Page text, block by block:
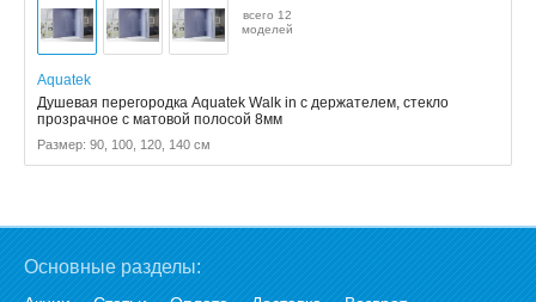
всего 12
моделей
Aquatek
Душевая перегородка Aquatek Walk in с держателем, стекло
прозрачное с матовой полосой 8мм
Размер: 90, 100, 120, 140 см
Основные разделы: